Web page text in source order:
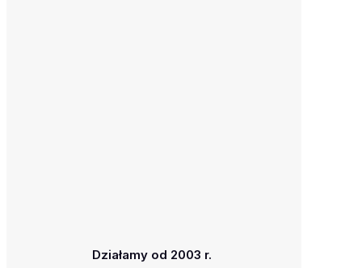
Działamy od 2003 r.